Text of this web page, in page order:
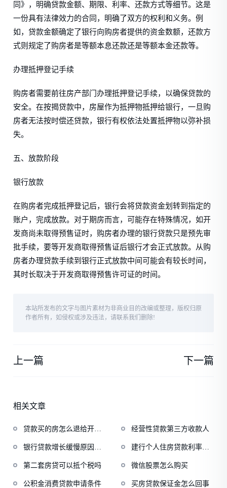
同》，明确贷款金额、期限、利率、还款方式等细节。这是
一份具有法律效力的合同，明确了双方的权利和义务。例
如，贷款金额确定了银行向购房者提供的资金数额，还款方
式则规定了购房者是等额本息还款还是等额本金还款等。
办理抵押登记手续
购房者需要前往房产部门办理抵押登记手续，以确保贷款的
安全。在按揭贷款中，房屋作为抵押物抵押给银行，一旦购
房者无法按时偿还贷款，银行有权依法处置抵押物以弥补损
失。
五、放款阶段
银行放款
在购房者完成抵押登记后，银行会将贷款资金划转到指定的
账户，完成放款。对于期房而言，可能存在特殊情况，如开
发商尚未取得预售证时，购房者办理的银行贷款只是预先审
批手续，要等开发商取得预售证后银行才会正式放款。从购
房者办理贷款手续到银行正式放款中间可能会有较长时间，
其时长取决于开发商取得预售许可证的时间。
本站所发布的文字与图片素材为非商业目的改编或整理，版权归原
作者所有，如侵权或涉及违法，请联系我们删除!
上一篇 下一篇
相关文章
贷款买的房怎么退给开发
经营性贷款第三方收款人
银行贷款增长缓慢原因分
建行个人住房贷款利率计
第二套房贷可以抵个税吗
微信股票怎么购买
公积金消费贷款申请条件 买房贷款保证金怎么回事